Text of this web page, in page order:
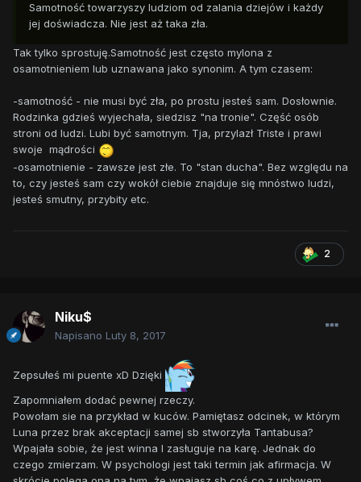
Samotność towarzyszy ludziom od zalania dziejów i każdy
jej doświadcza. Nie jest aż taka zła.
Tak tylko sprostuję.Samotność jest często mylona z
osamotnieniem lub uznawana jako synonim. A tym czasem:
-samotność - nie musi być zła, po prostu jesteś sam. Dosłownie.
Rodzinka gdzieś wyjechała, siedzisz "na tronie". Część osób
stroni od ludzi. Lubi być samotnym. Tja, przylazł Triste i prawi
swoje mądrości
-osamotnienie - zawsze jest złe. To "stan ducha". Bez względu na
to, czy jesteś sam czy wokół ciebie znajduje się mnóstwo ludzi,
jesteś smutny, przybity etc.
2
Niku$
Napisano Luty 8, 2017
Zepsułeś mi puente xD Dzięki
Zapomniałem dodać pewnej rzeczy.
Powołam sie na przykład w kuców. Pamiętasz odcinek, w którym
Luna przez brak akceptacji samej sb stworzyła Tantabusa?
Wpajała sobie, że jest winna I zasługuje na karę. Jednak do
czego zmierzam. W psychologi jest taki termin jak afirmacja. W